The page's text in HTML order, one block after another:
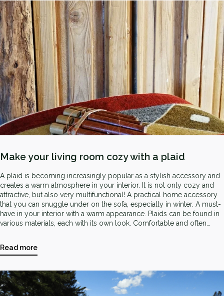
Make your living room cozy with a plaid
A plaid is becoming increasingly popular as a stylish accessory and
creates a warm atmosphere in your interior. It is not only cozy and
attractive, but also very multifunctional! A practical home accessory
that you can snuggle under on the sofa, especially in winter. A must-
have in your interior with a warm appearance. Plaids can be found in
various materials, each with its own look. Comfortable and often
Read more